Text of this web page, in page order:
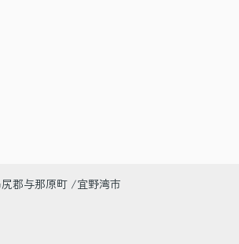
郡与那原町 宜野湾市